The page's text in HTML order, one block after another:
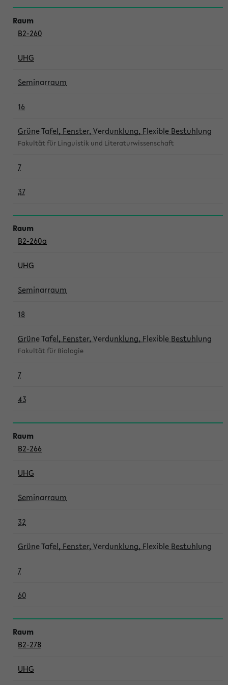
B2-260
UHG
Seminarraum
16
Grüne Tafel, Fenster, Verdunklung, Flexible Bestuhlung
Fakultät für Linguistik und Literaturwissenschaft
7
37
B2-260a
UHG
Seminarraum
18
Grüne Tafel, Fenster, Verdunklung, Flexible Bestuhlung
Fakultät für Biologie
7
43
B2-266
UHG
Seminarraum
32
Grüne Tafel, Fenster, Verdunklung, Flexible Bestuhlung
7
60
B2-278
UHG